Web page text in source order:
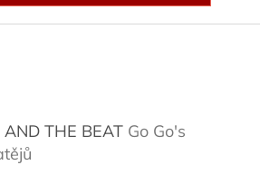
AND THE BEAT Go Go's
je 5 z 5 hvězdiček.